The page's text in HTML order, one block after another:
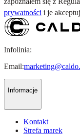
prywatności i je
Infolinia:
Email:
Informacje
Kontakt
Strefa marek